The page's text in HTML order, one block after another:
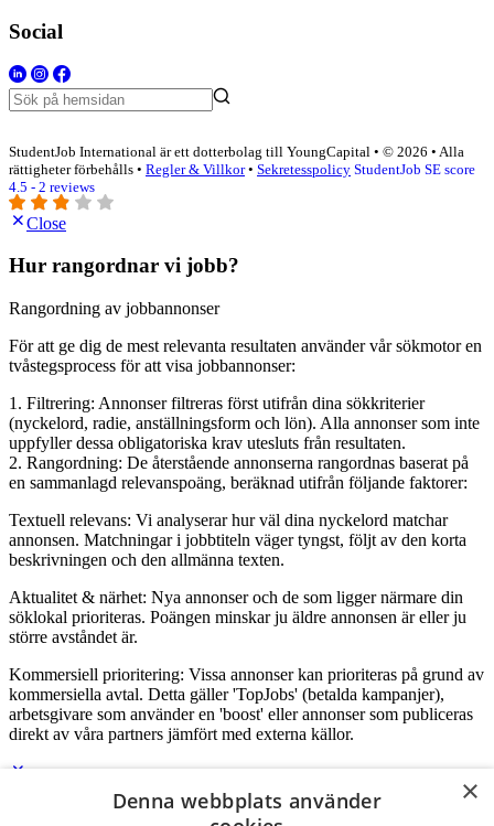
Social
StudentJob International är ett dotterbolag till YoungCapital • © 2026 • Alla
rättigheter förbehålls • Regler & Villkor• Sekretesspolicy StudentJob SE score
4.5 - 2 reviews
Close
Hur rangordnar vi jobb?
Rangordning av jobbannonser
För att ge dig de mest relevanta resultaten använder vår sökmotor en
tvåstegsprocess för att visa jobbannonser:
1. Filtrering: Annonser filtreras först utifrån dina sökkriterier
(nyckelord, radie, anställningsform och lön). Alla annonser som inte
uppfyller dessa obligatoriska krav utesluts från resultaten.
2. Rangordning: De återstående annonserna rangordnas baserat på
en sammanlagd relevanspoäng, beräknad utifrån följande faktorer:
Textuell relevans: Vi analyserar hur väl dina nyckelord matchar
annonsen. Matchningar i jobbtiteln väger tyngst, följt av den korta
beskrivningen och den allmänna texten.
Aktualitet & närhet: Nya annonser och de som ligger närmare din
söklokal prioriteras. Poängen minskar ju äldre annonsen är eller ju
större avståndet är.
Kommersiell prioritering: Vissa annonser kan prioriteras på grund av
kommersiella avtal. Detta gäller 'TopJobs' (betalda kampanjer),
arbetsgivare som använder en 'boost' eller annonser som publiceras
direkt av våra partners jämfört med externa källor.
×
Denna webbplats använder